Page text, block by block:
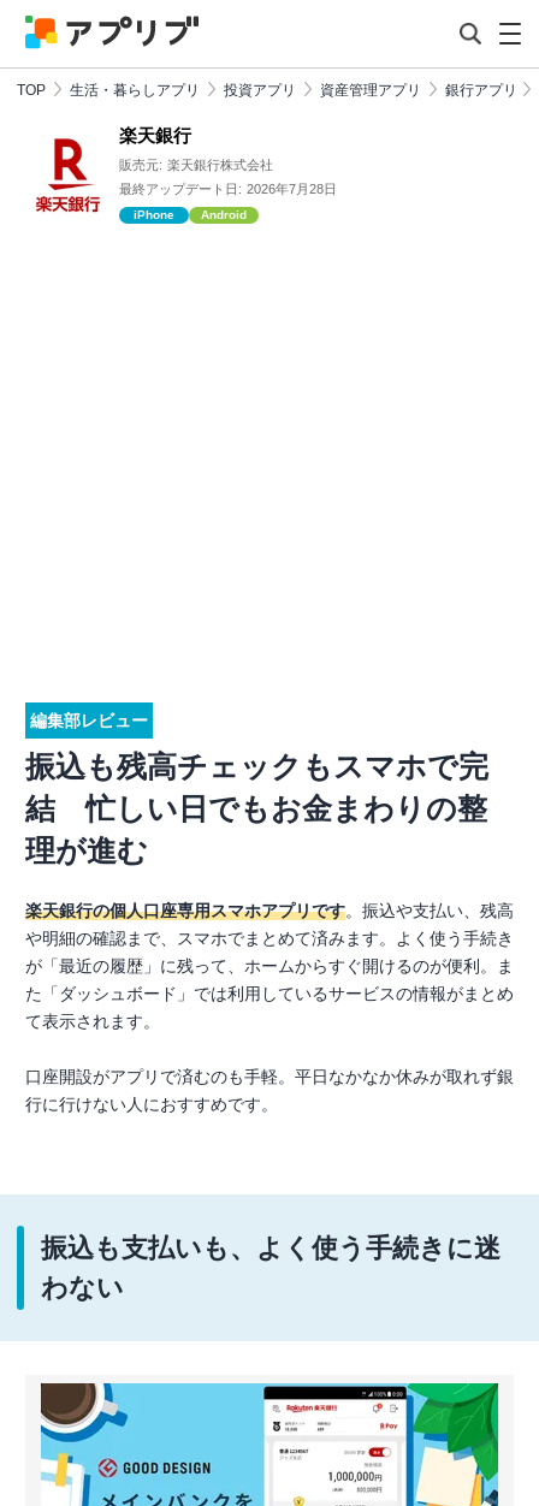
TOP 生活・暮らしアプリ 投資アプリ 資産管理アプリ 銀行アプリ
楽天銀行
販売元: 楽天銀行株式会社
最終アップデート日: 2026年7月28日
iPhone Android
編集部レビュー
振込も残高チェックもスマホで完
結 忙しい日でもお金まわりの整
理が進む
楽天銀行の個人口座専用スマホアプリです。振込や支払い、残高
や明細の確認まで、スマホでまとめて済みます。よく使う手続き
が「最近の履歴」に残って、ホームからすぐ開けるのが便利。ま
た「ダッシュボード」では利用しているサービスの情報がまとめ
て表示されます。
口座開設がアプリで済むのも手軽。平日なかなか休みが取れず銀
行に行けない人におすすめです。
振込も支払いも、よく使う手続きに迷
わない